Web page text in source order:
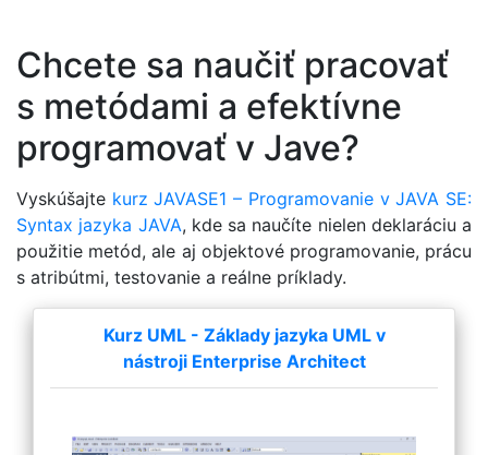
Chcete sa naučiť pracovať
s metódami a efektívne
programovať v Jave?
Vyskúšajte kurz JAVASE1 – Programovanie v JAVA SE:
Syntax jazyka JAVA, kde sa naučíte nielen deklaráciu a
použitie metód, ale aj objektové programovanie, prácu
s atribútmi, testovanie a reálne príklady.
Kurz UML - Základy jazyka UML v
nástroji Enterprise Architect